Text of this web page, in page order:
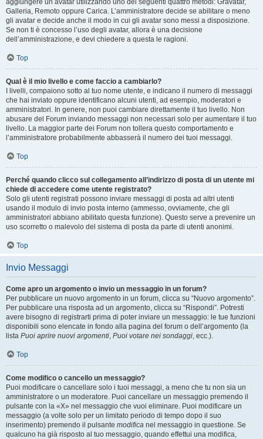
aggiungere un avatar utilizzando uno dei seguenti quattro metodi: Gravatar,
Galleria, Remoto oppure Carica. L’amministratore decide se abilitare o meno
gli avatar e decide anche il modo in cui gli avatar sono messi a disposizione.
Se non ti è concesso l’uso degli avatar, allora è una decisione
dell’amministrazione, e devi chiedere a questa le ragioni.
Top
Qual è il mio livello e come faccio a cambiarlo?
I livelli, compaiono sotto al tuo nome utente, e indicano il numero di messaggi
che hai inviato oppure identificano alcuni utenti, ad esempio, moderatori e
amministratori. In genere, non puoi cambiare direttamente il tuo livello. Non
abusare del Forum inviando messaggi non necessari solo per aumentare il tuo
livello. La maggior parte dei Forum non tollera questo comportamento e
l’amministratore probabilmente abbasserà il numero dei tuoi messaggi.
Top
Perché quando clicco sul collegamento all’indirizzo di posta di un utente mi
chiede di accedere come utente registrato?
Solo gli utenti registrati possono inviare messaggi di posta ad altri utenti
usando il modulo di invio posta interno (ammesso, ovviamente, che gli
amministratori abbiano abilitato questa funzione). Questo serve a prevenire un
uso scorretto o malevolo del sistema di posta da parte di utenti anonimi.
Top
Invio Messaggi
Come apro un argomento o invio un messaggio in un forum?
Per pubblicare un nuovo argomento in un forum, clicca su “Nuovo argomento”.
Per pubblicare una risposta ad un argomento, clicca su “Rispondi”. Potresti
avere bisogno di registrarti prima di poter inviare un messaggio: le tue funzioni
disponibili sono elencate in fondo alla pagina del forum o dell’argomento (la
lista Puoi aprire nuovi argomenti, Puoi votare nei sondaggi, ecc.).
Top
Come modifico o cancello un messaggio?
Puoi modificare o cancellare solo i tuoi messaggi, a meno che tu non sia un
amministratore o un moderatore. Puoi cancellare un messaggio premendo il
pulsante con la «X» nel messaggio che vuoi eliminare. Puoi modificare un
messaggio (a volte solo per un limitato periodo di tempo dopo il suo
inserimento) premendo il pulsante modifica nel messaggio in questione. Se
qualcuno ha già risposto al tuo messaggio, quando effettui una modifica,